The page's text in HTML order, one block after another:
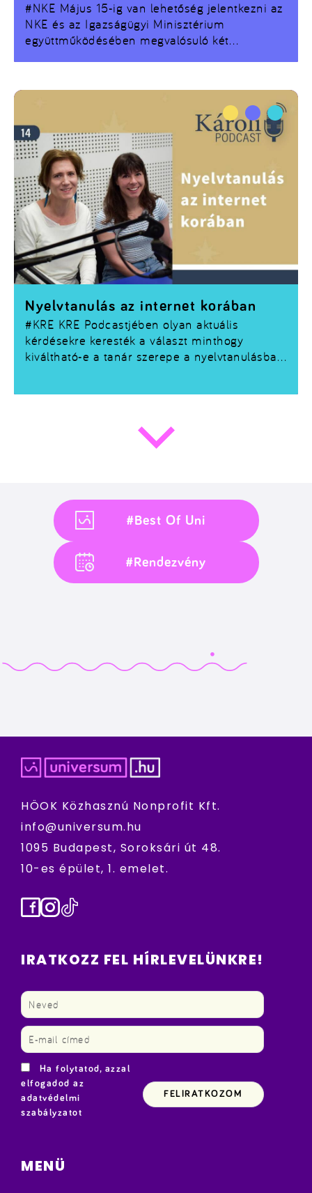
#NKE Május 15-ig van lehetőség jelentkezni az
NKE és az Igazságügyi Minisztérium
együttműködésében megvalósuló két
#KRE KRE Podcastjében olyan aktuális
kérdésekre keresték a választ minthogy
kiváltható-e a tanár szerepe a nyelvtanulásban
Nyelvtanulás az internet korában
#Best Of Uni
#Rendezvény
HÖOK Közhasznú Nonprofit Kft.
info@universum.hu
1095 Budapest, Soroksári út 48.
10-es épület, 1. emelet.
Facebook
Instagram
TikTok
IRATKOZZ FEL HÍRLEVELÜNKRE!
Ha folytatod, azzal
elfogadod az
adatvédelmi
szabályzatot
MENÜ